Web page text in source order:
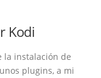
Kodi
la instalación de
plugins, a mi